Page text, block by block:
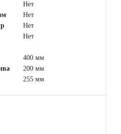
Нет
Нет
Нет
Нет
400 мм
200 мм
255 мм